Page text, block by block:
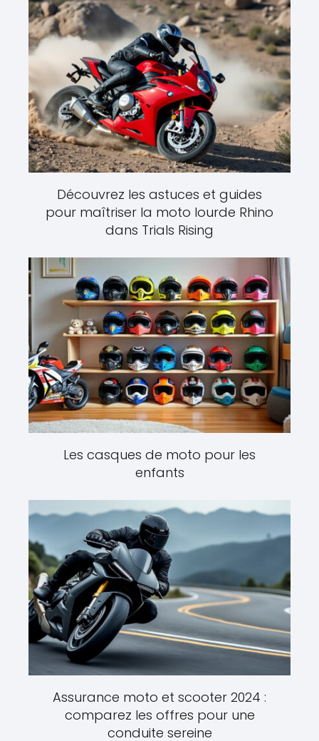
Découvrez les astuces et guides
pour maîtriser la moto lourde Rhino
dans Trials Rising
Les casques de moto pour les
enfants
Assurance moto et scooter 2024 :
comparez les offres pour une
conduite sereine